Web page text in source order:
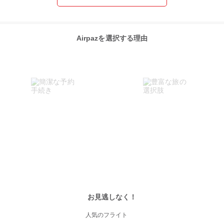
Airpazを選択する理由
お見逃しなく！
人気のフライト